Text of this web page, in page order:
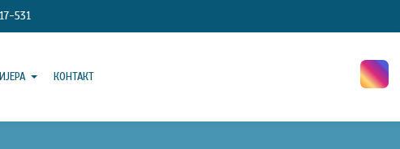
531
КОНТАКТ